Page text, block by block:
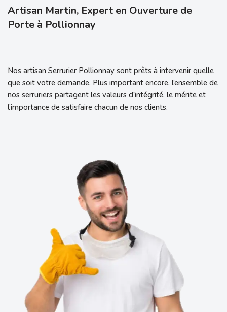
Artisan Martin, Expert en Ouverture de
Porte à Pollionnay
Nos artisan Serrurier Pollionnay sont prêts à intervenir quelle
que soit votre demande. Plus important encore, l’ensemble de
nos serruriers partagent les valeurs d'intégrité, le mérite et
l’importance de satisfaire chacun de nos clients.